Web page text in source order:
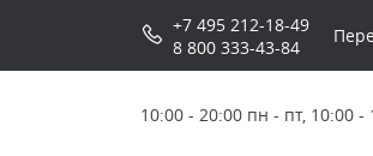
+7 495 212-18-49
8 800 333-43-84
10:00 - 20:00 пн - пт, 10:00